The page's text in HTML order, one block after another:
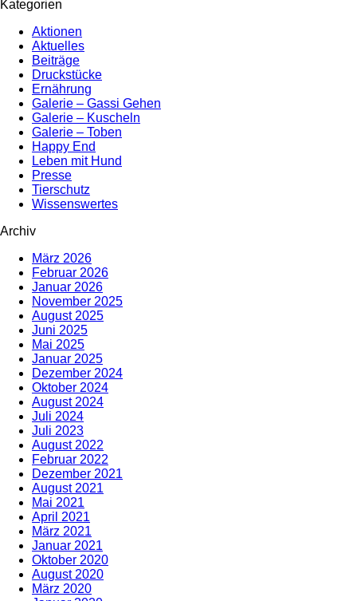
Kategorien
Aktionen
Aktuelles
Beiträge
Druckstücke
Ernährung
Galerie – Gassi Gehen
Galerie – Kuscheln
Galerie – Toben
Happy End
Leben mit Hund
Presse
Tierschutz
Wissenswertes
Archiv
März 2026
Februar 2026
Januar 2026
November 2025
August 2025
Juni 2025
Mai 2025
Januar 2025
Dezember 2024
Oktober 2024
August 2024
Juli 2024
Juli 2023
August 2022
Februar 2022
Dezember 2021
August 2021
Mai 2021
April 2021
März 2021
Januar 2021
Oktober 2020
August 2020
März 2020